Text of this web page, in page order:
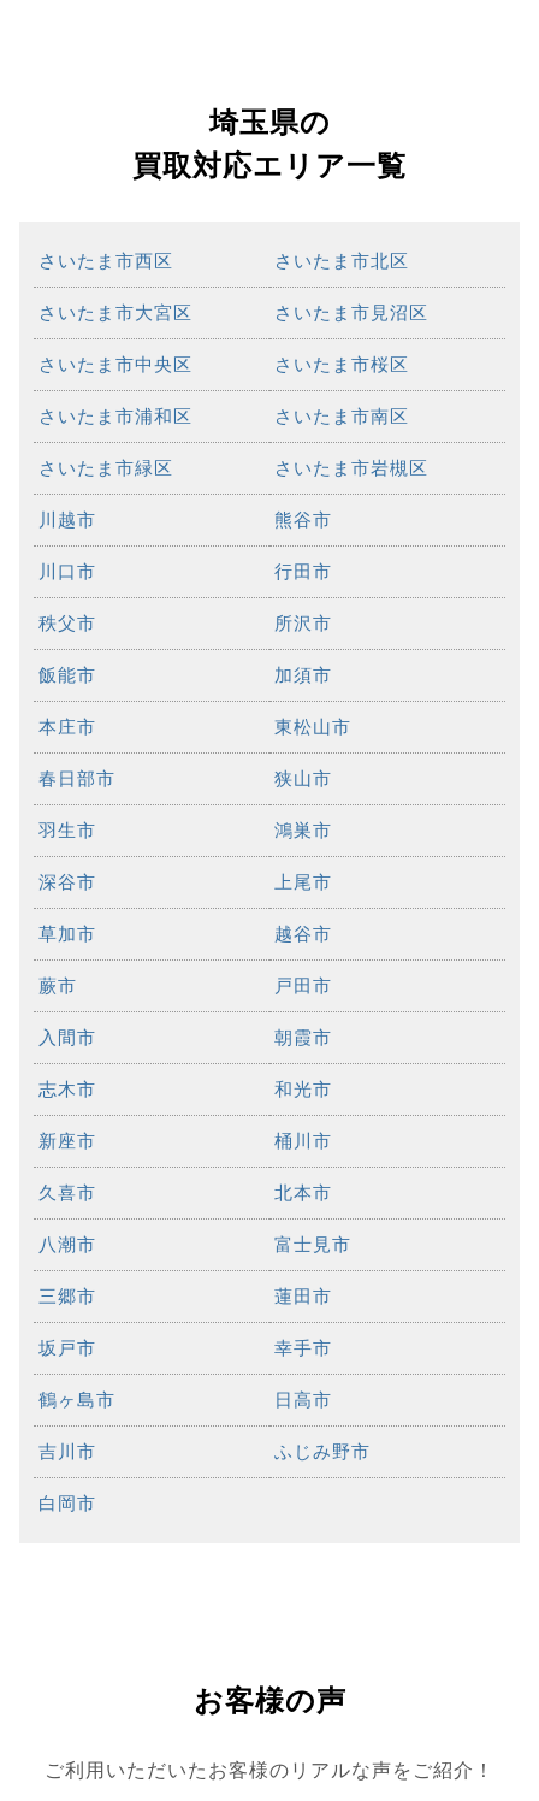
埼玉県の
買取対応エリア一覧
さいたま市西区 さいたま市北区
さいたま市大宮区 さいたま市見沼区
さいたま市中央区 さいたま市桜区
さいたま市浦和区 さいたま市南区
さいたま市緑区 さいたま市岩槻区
川越市 熊谷市
川口市 行田市
秩父市 所沢市
飯能市 加須市
本庄市 東松山市
春日部市 狭山市
羽生市 鴻巣市
深谷市 上尾市
草加市 越谷市
蕨市 戸田市
入間市 朝霞市
志木市 和光市
新座市 桶川市
久喜市 北本市
八潮市 富士見市
三郷市 蓮田市
坂戸市 幸手市
鶴ヶ島市 日高市
吉川市 ふじみ野市
白岡市
お客様の声
ご利用いただいたお客様のリアルな声をご紹介！